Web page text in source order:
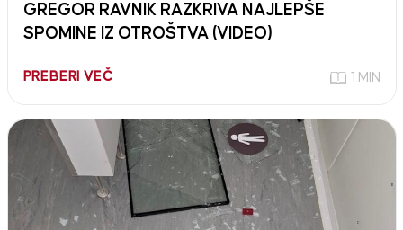
GREGOR RAVNIK RAZKRIVA NAJLEPŠE
SPOMINE IZ OTROŠTVA (VIDEO)
PREBERI VEČ 1 MIN